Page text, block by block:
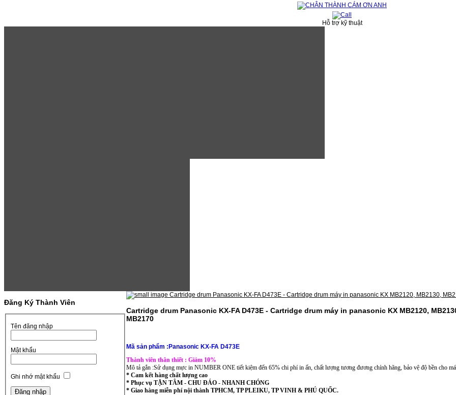
Hỗ trợ kỹ thuật
Đăng Ký Thành Viên
Tên đăng nhập
Mật khẩu
Ghi nhớ mật khẩu
Cartridge drum Panasonic KX-FA D473E - Cartridge drum máy in panasonic KX MB2120,
MB2170
Mã sản phẩm :Panasonic KX-FA D473E
Thành viên thân thiết : Giảm 10%
Mô tả gắn :Sử dụng mực in NUMBER ONE tiết kiệm đến 65% chi phí in ấn, chất lượng tương đương chính hãng, bảo vệ độ bền cho
* Cam kết hàng chất lượng cao
* Phục vụ TẬN TÂM - CHU ĐÁO - NHANH CHÓNG
* Giao hàng miễn phí nội thành TPHCM, TP PLEIKU, TP VINH & PHÚ QUỐC.